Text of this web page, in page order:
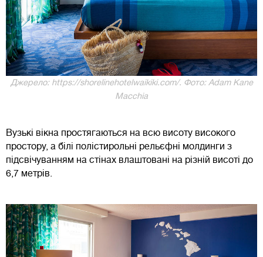
Джерело: https://shorelinehotelwaikiki.com/. Фото: Adam Kane
Macchia
Вузькі вікна простягаються на всю висоту високого
простору, а білі полістирольні рельєфні молдинги з
підсвічуванням на стінах влаштовані на різній висоті до
6,7 метрів.